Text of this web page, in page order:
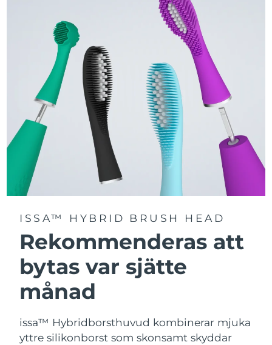
Sensitive – för en personligt anpassad rengöring.
Utrustad med avancerad Sonic Pulse-teknologi med
upp till 11 000 högfrekventa pulser per minut.
Få tillgång till personligt anpassade borstlägen via
FOREO For You-appen.
ISSA™ HYBRID BRUSH HEAD
Rekommenderas att
bytas var sjätte
månad
issa™ Hybridborsthuvud kombinerar mjuka
yttre silikonborst som skonsamt skyddar